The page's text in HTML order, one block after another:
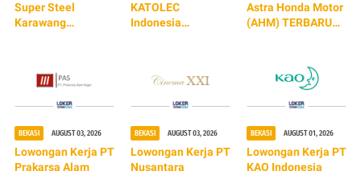
Super Steel
Karawang
KATOLEC
Indonesia
Astra Honda Motor
(AHM) TERBARU
BEKASI AUGUST 03, 2026
Lowongan Kerja PT
Prakarsa Alam
BEKASI AUGUST 03, 2026
Lowongan Kerja PT
Nusantara
BEKASI AUGUST 01, 2026
Lowongan Kerja PT
KAO Indonesia